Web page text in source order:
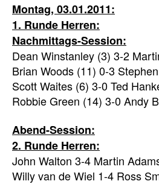
Montag, 03.01.2011:
1. Runde Herren:
Nachmittags-Session:
Dean Winstanley (3) 3-2
Brian Woods (11) 0-3
Scott Waites (6) 3-0 Ted
Robbie Green (14) 3-0 Andy
Abend-Session:
2. Runde Herren:
John Walton 3-4 Martin
Willy van de Wiel 1-4 Ross